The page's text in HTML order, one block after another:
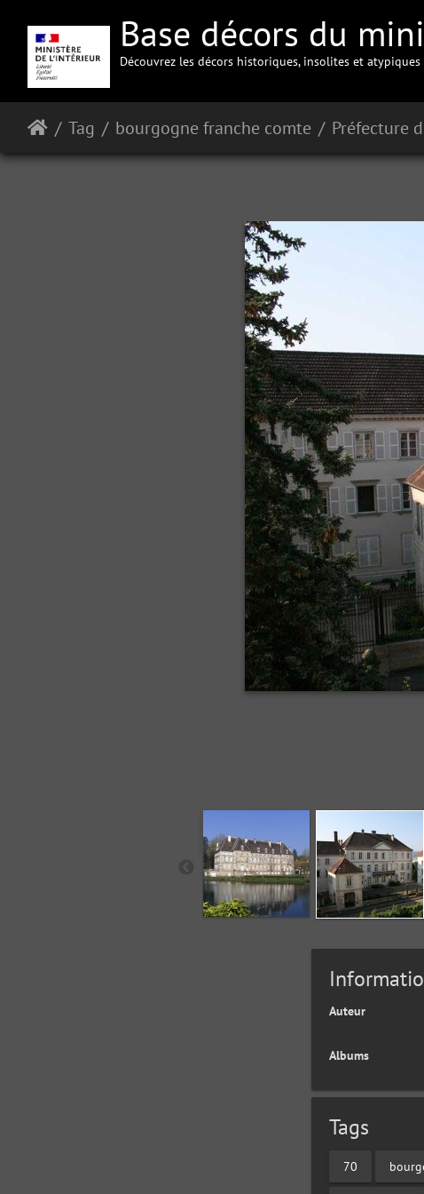
Base décors du
Découvrez les décors historiques, insolites et
Tag bourgogne franche comte
Auteur
Albums
Tags
70